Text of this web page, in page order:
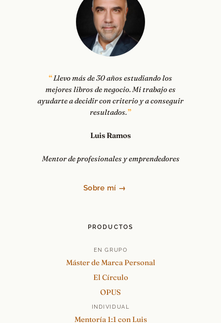
Llevo más de 30 años estudiando los
mejores libros de negocio. Mi trabajo es
ayudarte a decidir con criterio y a conseguir
resultados.
Luis Ramos
Mentor de profesionales y emprendedores
Sobre mí →
PRODUCTOS
EN GRUPO
Máster de Marca Personal
El Círculo
OPUS
INDIVIDUAL
Mentoría 1:1 con Luis